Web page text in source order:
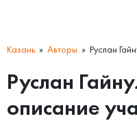
Казань Авторы Руслан
Руслан
описание